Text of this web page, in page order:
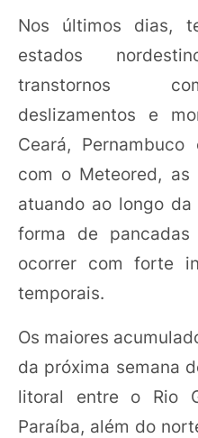
Nos últimos dias,
estados
transtornos
deslizamentos e
Ceará,
com o Meteored, as
atuando ao longo
forma de
ocorrer com forte
temporais.
Os maiores
da próxima semana
litoral entre o Rio
Paraíba, além do